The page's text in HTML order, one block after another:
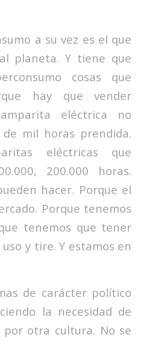
a su vez es el que
planeta. Y tiene que
cosas que
hay que vender
eléctrica no
mil horas prendida.
eléctricas que
200.000 horas.
hacer. Porque el
Porque tenemos
tenemos que tener
y tire. Y estamos en
de carácter político
la necesidad de
otra cultura. No se